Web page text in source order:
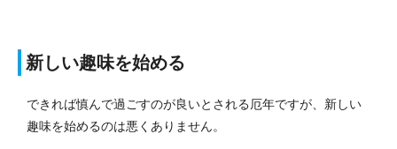
新しい趣味を始める
できれば慎んで過ごすのが良いとされる厄年ですが、新しい
趣味を始めるのは悪くありません。